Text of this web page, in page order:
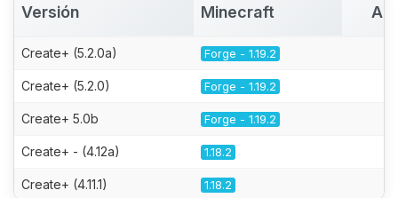
Versión Minecraft
Create+ (5.2.0a) Forge - 1.19.2
Create+ (5.2.0) Forge - 1.19.2
Create+ 5.0b Forge - 1.19.2
Create+ - (4.12a) 1.18.2
Create+ (4.11.1) 1.18.2